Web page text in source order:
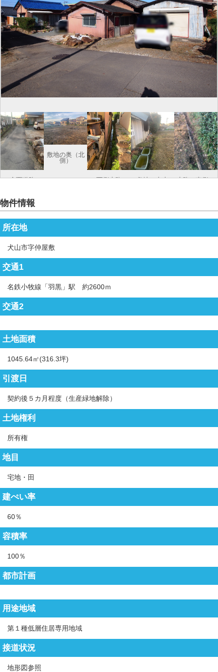
全面道路
敷地の奥（北
側）
西側水路
敷地の中央
水路（東側）
物件情報
所在地
犬山市字仲屋敷
交通1
名鉄小牧線「羽黒」駅 約2600ｍ
交通2
土地面積
1045.64㎡(316.3坪)
引渡日
契約後５カ月程度（生産緑地解除）
土地権利
所有権
地目
宅地・田
建ぺい率
60％
容積率
100％
都市計画
用途地域
第１種低層住居専用地域
接道状況
地形図参照